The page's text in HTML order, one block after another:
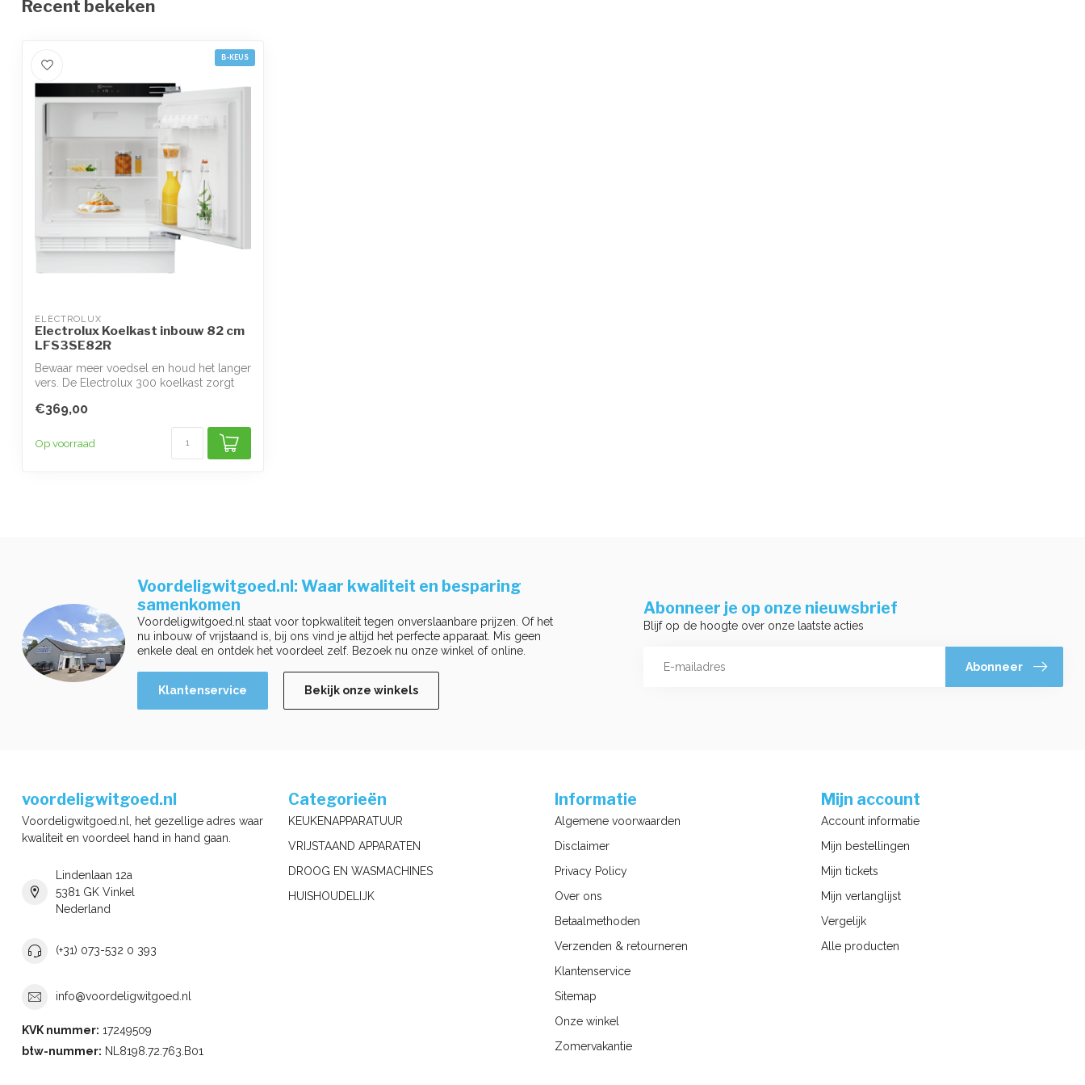
Recent bekeken
B-KEUS
ELECTROLUX
Electrolux Koelkast inbouw 82 cm
LFS3SE82R
Bewaar meer voedsel en houd het langer
vers. De Electrolux 300 koelkast zorgt
€369,00
Op voorraad
Voordeligwitgoed.nl: Waar kwaliteit en besparing
samenkomen
Voordeligwitgoed.nl staat voor topkwaliteit tegen onverslaanbare prijzen. Of het
nu inbouw of vrijstaand is, bij ons vind je altijd het perfecte apparaat. Mis geen
enkele deal en ontdek het voordeel zelf. Bezoek nu onze winkel of online.
Klantenservice Bekijk onze winkels
Abonneer je op onze nieuwsbrief
Blijf op de hoogte over onze laatste acties
Abonneer
voordeligwitgoed.nl
Voordeligwitgoed.nl, het gezellige adres waar
kwaliteit en voordeel hand in hand gaan.
Lindenlaan 12a
5381 GK Vinkel
Nederland
(+31) 073-532 0 393
info@voordeligwitgoed.nl
KVK nummer: 17249509
btw-nummer: NL8198.72.763.B01
Categorieën
KEUKENAPPARATUUR
VRIJSTAAND APPARATEN
DROOG EN WASMACHINES
HUISHOUDELIJK
Informatie
Algemene voorwaarden
Disclaimer
Privacy Policy
Over ons
Betaalmethoden
Verzenden & retourneren
Klantenservice
Sitemap
Onze winkel
Zomervakantie
Mijn account
Account informatie
Mijn bestellingen
Mijn tickets
Mijn verlanglijst
Vergelijk
Alle producten